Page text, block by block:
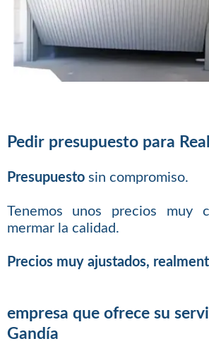
Pedir presupuesto para
Presupuestosin compromiso.
Tenemos unos precios muy
mermar la calidad.
Precios muy ajustados,
empresa que ofrece su
Gandía